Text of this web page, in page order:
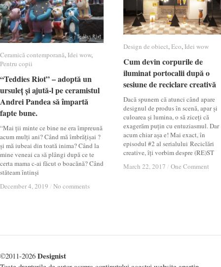
Ceramică contemporană, Idei wow,
Pentru copii
“Teddies Riot” – adoptă un
ursuleț și ajută-l pe ceramistul
Andrei Pandea să împartă
fapte bune.
“Mai ții minte ce bine ne era împreună
acum mulți ani? Când mă îmbrățișai ?
și mă iubeai din toată inima? Când la
mine veneai ca să plângi după ce te
certa mama c-ai făcut o boacănă? Când
stăteam întinși
December 4, 2019 / No comments
Ceramică contemporană Idei wow
Pentru copii
“Teddies Riot” – adoptă un
ursuleț și ajută-l pe ceramistul
Andrei Pandea să împartă
fapte bune.
December 4, 2019 / No comments
Design de obiect,Eco, Idei wow
Cum devin corpurile de
iluminat portocalii după o
sesiune de reciclare creativă
Dacă spunem că atunci când apare
designul de produs în scenă, apar și
culoarea și lumina, o să ziceți că
exagerăm puțin cu entuziasmul. Dar
acum chiar așa e! Mai exact, în
episodul #2 al serialului Reciclări
creative, îți vorbim despre (RE)ST
March 22, 2017 / One Comment
Design de obiect Eco Idei wow
Cum devin corpurile de
iluminat portocalii după o
sesiune de reciclare creativă
March 22, 2017 / One Comment
©2011-2026 Designist